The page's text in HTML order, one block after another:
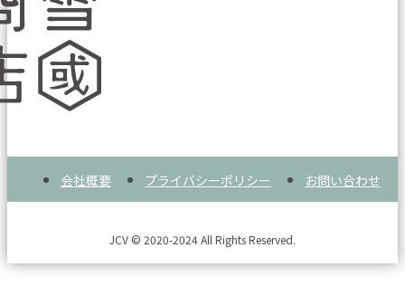
会社概要 プライバシーポリシー お問い合わせ
JCV © 2020-2024 All Rights Reserved.